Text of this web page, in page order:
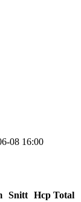
08 16:00
Snitt Hcp Total